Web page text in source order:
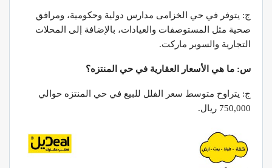
ج: يتوفر في حي الخزامى مدارس دولية وحكومية، ومرافق
صحية مثل المستوصفات والعيادات، بالإضافة إلى المحلات
التجارية والسوبر ماركت.
س: ما هي الأسعار العقارية في حي المنتزه؟
ج: يتراوح متوسط سعر الفلل للبيع في حي المنتزه حوالي
750,000 ريال.